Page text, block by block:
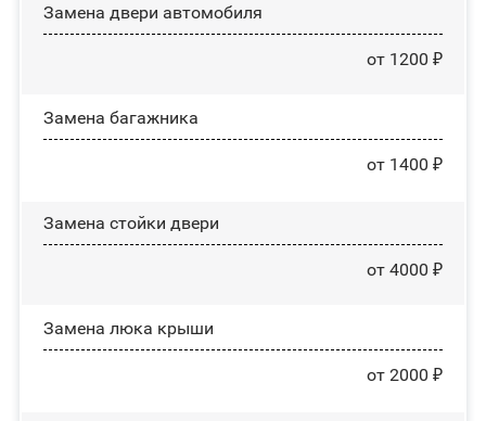
Замена двери автомобиля
от 1200 ₽
Замена багажника
от 1400 ₽
Зaмeнa cтoйĸи двepи
от 4000 ₽
Зaмeнa люĸa ĸpыши
от 2000 ₽